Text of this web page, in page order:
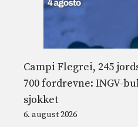
Campi Flegrei, 245
700 fordrevne: INGV-
sjokket
6. august 2026